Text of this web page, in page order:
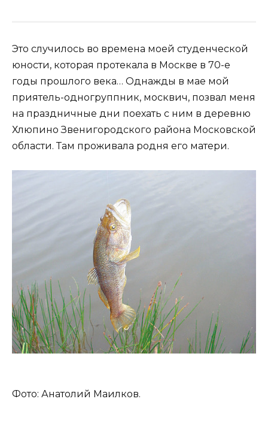
Это случилось во времена моей студенческой
юности, которая протекала в Москве в 70-е
годы прошлого века… Однажды в мае мой
приятель-одногруппник, москвич, позвал меня
на праздничные дни поехать с ним в деревню
Хлюпино Звенигородского района Московской
области. Там проживала родня его матери.
Фото: Анатолий Маилков.